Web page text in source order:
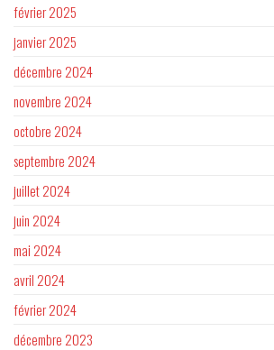
février 2025
janvier 2025
décembre 2024
novembre 2024
octobre 2024
septembre 2024
juillet 2024
juin 2024
mai 2024
avril 2024
février 2024
décembre 2023